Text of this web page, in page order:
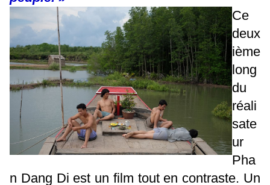
Ce
deux
ième
long
du
réali
sate
ur
Pha
n Dang Di est un film tout en contraste. Un